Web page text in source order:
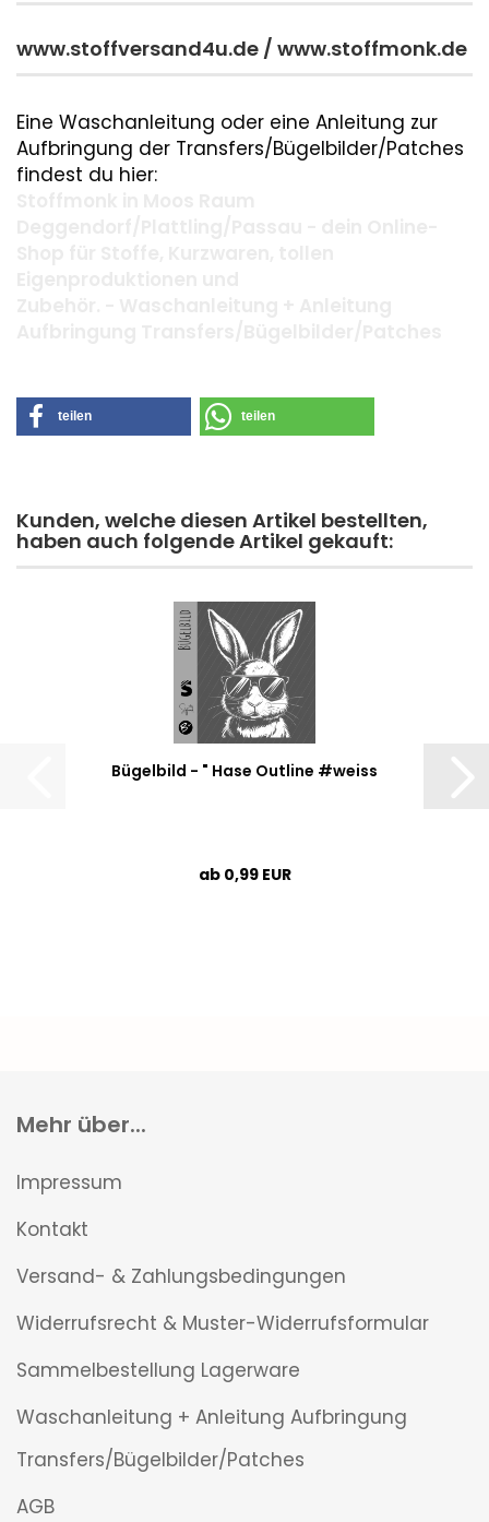
www.stoffversand4u.de / www.stoffmonk.de
Eine Waschanleitung oder eine Anleitung zur
Aufbringung der Transfers/Bügelbilder/Patches
findest du hier:
teilen teilen
Kunden, welche diesen Artikel bestellten,
haben auch folgende Artikel gekauft:
Bügelbild - " Hase Outline #weiss
ab 0,99 EUR
Mehr über...
Impressum
Kontakt
Versand- & Zahlungsbedingungen
Widerrufsrecht & Muster-Widerrufsformular
Sammelbestellung Lagerware
Waschanleitung + Anleitung Aufbringung
Transfers/Bügelbilder/Patches
AGB